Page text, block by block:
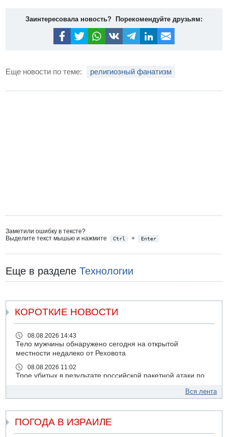
Заинтересовала новость? Порекомендуйте друзьям:
Еще новости по теме: религиозный фанатизм
Заметили ошибку в тексте?
Выделите текст мышью и нажмите
Ctrl + Enter
Еще в разделеТехнологии
КОРОТКИЕ НОВОСТИ
08.08.2026 14:43
Тело мужчины обнаружено сегодня на открытой
местности недалеко от Реховота
08.08.2026 11:02
Трое убитых в результате российской ракетной атаки по
07.08.2026 20:43
07.08.2026 20:41
Ynet: "Хизбалла" запустила БПЛА со взрывчаткой по
Вся лента
ПОГОДА В ИЗРАИЛЕ